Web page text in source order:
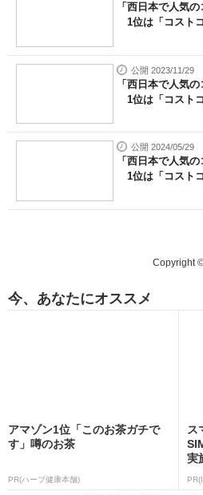
「西日本で人気
1位は「コスト
公開 2023/11/29
「西日本で人気
1位は「コスト
公開 2024/05/29
「西日本で人気
1位は「コスト
Copyright
今、あなたにオススメ
アマゾン1位「このお茶ガチで
す」噂のお茶
PR(ハーブ健康本舗)
ス
実